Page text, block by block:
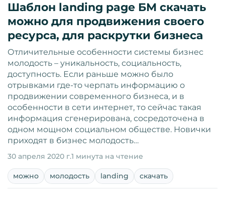
Шаблон landing page БМ скачать
можно для продвижения своего
ресурса, для раскрутки бизнеса
Отличительные особенности системы бизнес
молодость – уникальность, социальность,
доступность. Если раньше можно было
отрывками где-то черпать информацию о
продвижении современного бизнеса, и в
особенности в сети интернет, то сейчас такая
информация сгенерирована, сосредоточена в
одном мощном социальном обществе. Новички
приходят в бизнес молодость…
30 апреля 2020 г.1 минута на чтение
можно молодость landing скачать